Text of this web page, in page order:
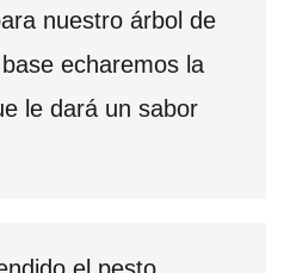
nuestro árbol de
echaremos la
le dará un sabor